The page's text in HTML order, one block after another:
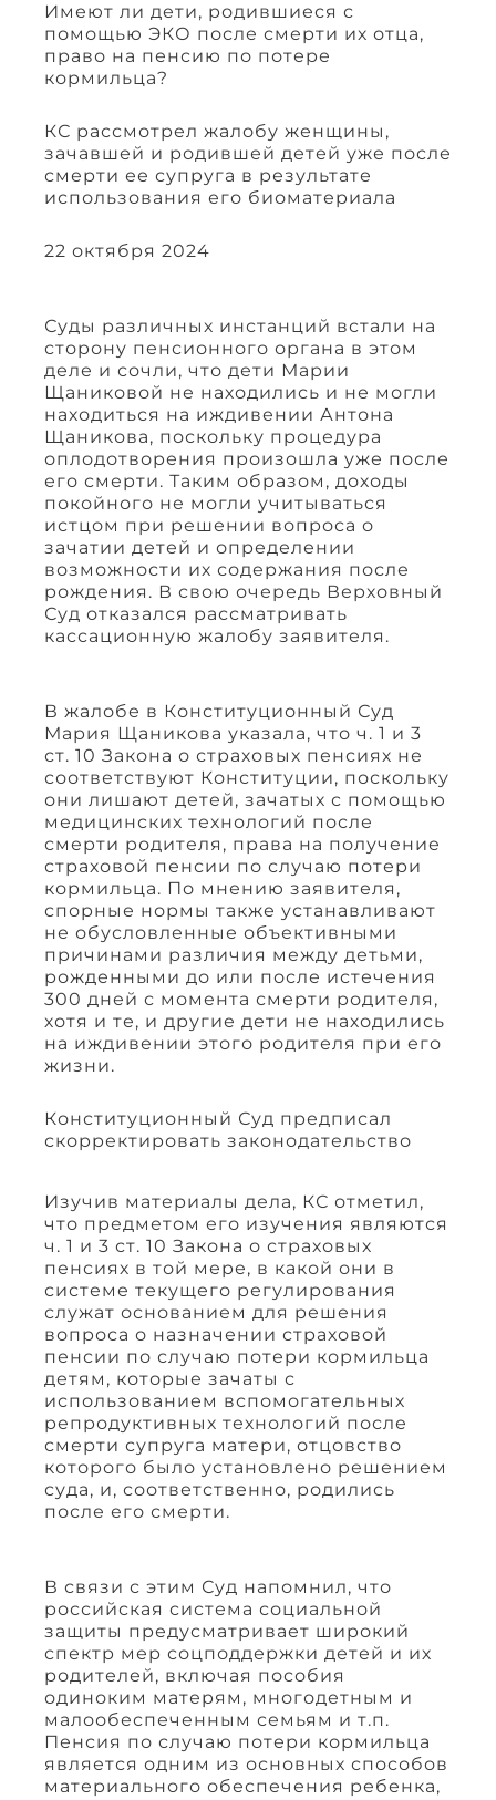
Имеют ли дети, родившиеся с
помощью ЭКО после смерти их отца,
право на пенсию по потере
кормильца?
КС рассмотрел жалобу женщины,
зачавшей и родившей детей уже после
смерти ее супруга в результате
использования его биоматериала
22 октября 2024
Суды различных инстанций встали на
сторону пенсионного органа в этом
деле и сочли, что дети Марии
Щаниковой не находились и не могли
находиться на иждивении Антона
Щаникова, поскольку процедура
оплодотворения произошла уже после
его смерти. Таким образом, доходы
покойного не могли учитываться
истцом при решении вопроса о
зачатии детей и определении
возможности их содержания после
рождения. В свою очередь Верховный
Суд отказался рассматривать
кассационную жалобу заявителя.
В жалобе в Конституционный Суд
Мария Щаникова указала, что ч. 1 и 3
ст. 10 Закона о страховых пенсиях не
соответствуют Конституции, поскольку
они лишают детей, зачатых с помощью
медицинских технологий после
смерти родителя, права на получение
страховой пенсии по случаю потери
кормильца. По мнению заявителя,
спорные нормы также устанавливают
не обусловленные объективными
причинами различия между детьми,
рожденными до или после истечения
300 дней с момента смерти родителя,
хотя и те, и другие дети не находились
на иждивении этого родителя при его
жизни.
Конституционный Суд предписал
скорректировать законодательство
Изучив материалы дела, КС отметил,
что предметом его изучения являются
ч. 1 и 3 ст. 10 Закона о страховых
пенсиях в той мере, в какой они в
системе текущего регулирования
служат основанием для решения
вопроса о назначении страховой
пенсии по случаю потери кормильца
детям, которые зачаты с
использованием вспомогательных
репродуктивных технологий после
смерти супруга матери, отцовство
которого было установлено решением
суда, и, соответственно, родились
после его смерти.
В связи с этим Суд напомнил, что
российская система социальной
защиты предусматривает широкий
спектр мер соцподдержки детей и их
родителей, включая пособия
одиноким матерям, многодетным и
малообеспеченным семьям и т.п.
Пенсия по случаю потери кормильца
является одним из основных способов
материального обеспечения ребенка,